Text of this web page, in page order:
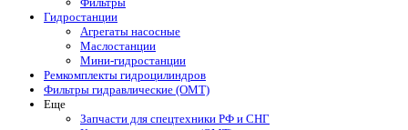
Гидростанции
Агрегаты насосные
Маслостанции
Мини-гидростанции
Ремкомплекты гидроцилиндров
Фильтры гидравлические (OMT)
Еще
Запчасти для спецтехники РФ и СНГ